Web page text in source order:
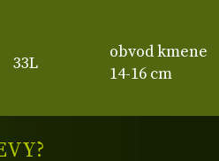
33L
obvod kmene
14-16 cm